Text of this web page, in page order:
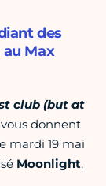
des
Max
club (but at
donnent
mardi 19 mai
Moonlight,